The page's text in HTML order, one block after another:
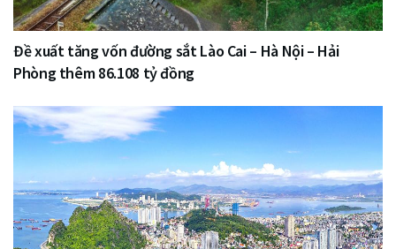
Đề xuất tăng vốn đường sắt Lào Cai – Hà Nội – Hải
Phòng thêm 86.108 tỷ đồng